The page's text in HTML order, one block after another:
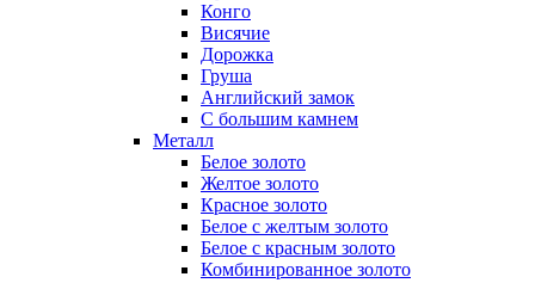
Конго
Висячие
Дорожка
Груша
Английский замок
С большим камнем
Металл
Белое золото
Желтое золото
Красное золото
Белое с желтым золото
Белое с красным золото
Комбинированное золото